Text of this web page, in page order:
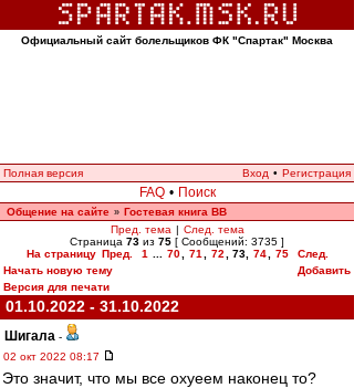
Официальный сайт болельщиков ФК "Спартак" Москва
Полная версия Вход • Регистрация
FAQ • Поиск
Общение на сайте » Гостевая книга ВВ
Пред. тема | След. тема
Страница 73 из 75 [ Сообщений: 3735 ]
На страницу Пред. 1 70 71 72 73, 74 75
След.
Начать новую тему
Добавить
Версия для печати
01.10.2022 - 31.10.2022
Шигала -
02 окт 2022 08:17
Это значит, что мы все охуеем наконец то?